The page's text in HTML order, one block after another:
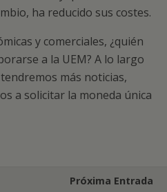
ha reducido sus costes.
y comerciales, ¿quién
a la UEM? A lo largo
más noticias,
a solicitar la moneda única
Próxima Entrada